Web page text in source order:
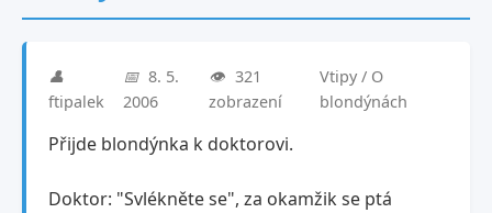
👤
ftipalek
📅 8. 5.
2006
👁️ 321
zobrazení
Vtipy / O
blondýnách
Přijde blondýnka k doktorovi.
Doktor: "Svlékněte se", za okamžik se ptá